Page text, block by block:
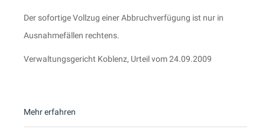
Der sofortige Vollzug einer Abbruchverfügung ist nur in
Ausnahmefällen rechtens.
Verwaltungsgericht Koblenz, Urteil vom 24.09.2009
Mehr erfahren